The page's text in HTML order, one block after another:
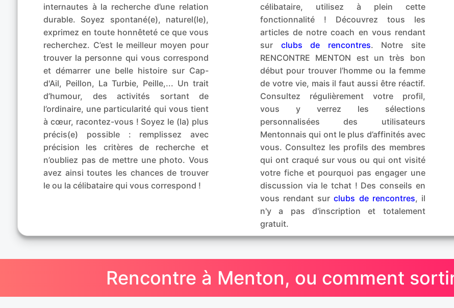
internautes à la recherche d’une relation
durable. Soyez spontané(e), naturel(le),
exprimez en toute honnêteté ce que vous
recherchez. C’est le meilleur moyen pour
trouver la personne qui vous correspond
et démarrer une belle histoire sur Cap-
d'Ail, Peillon, La Turbie, Peille,... Un trait
d’humour, des activités sortant de
l’ordinaire, une particularité qui vous tient
à cœur, racontez-vous ! Soyez le (la) plus
précis(e) possible : remplissez avec
précision les critères de recherche et
n’oubliez pas de mettre une photo. Vous
avez ainsi toutes les chances de trouver
le ou la célibataire qui vous correspond !
célibataire, utilisez à plein cette
fonctionnalité ! Découvrez tous les
articles de notre coach en vous rendant
sur clubs de rencontres. Notre site
RENCONTRE MENTON est un très bon
début pour trouver l’homme ou la femme
de votre vie, mais il faut aussi être réactif.
Consultez régulièrement votre profil,
vous y verrez les sélections
personnalisées des utilisateurs
Mentonnais qui ont le plus d’affinités avec
vous. Consultez les profils des membres
qui ont craqué sur vous ou qui ont visité
votre fiche et pourquoi pas engager une
discussion via le tchat ! Des conseils en
vous rendant surclubs de rencontres, il
n'y a pas d'inscription et totalement
gratuit.
Rencontre à Menton, ou comment